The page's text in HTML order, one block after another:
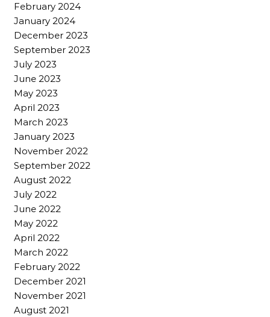
February 2024
January 2024
December 2023
September 2023
July 2023
June 2023
May 2023
April 2023
March 2023
January 2023
November 2022
September 2022
August 2022
July 2022
June 2022
May 2022
April 2022
March 2022
February 2022
December 2021
November 2021
August 2021